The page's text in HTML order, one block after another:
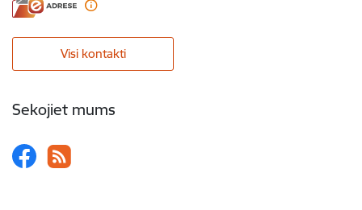
Visi kontakti
Sekojiet mums